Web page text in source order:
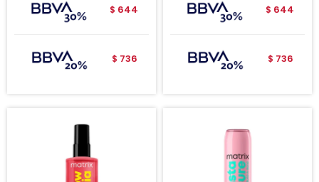
$ 644
$ 736
$ 644
$ 736